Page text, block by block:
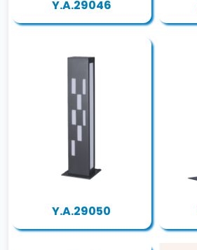
Y.A.29046
Y.A.29050